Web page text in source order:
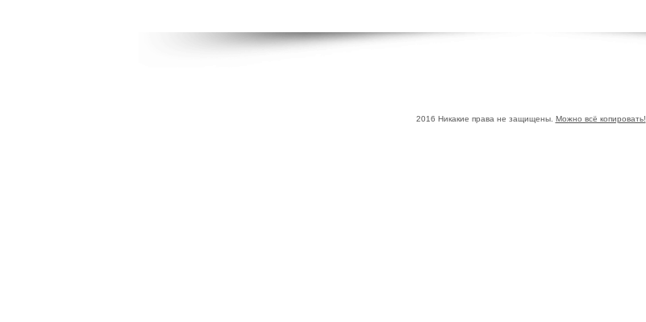
2016 Никакие права не защищены. Можно всё копировать!